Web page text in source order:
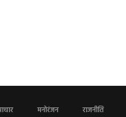
मनोरंजन
राजनीति